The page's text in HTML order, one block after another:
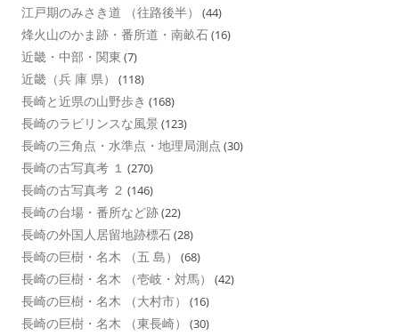
江戸期のみさき道 （往路後半） (44)
烽火山のかま跡・番所道・南畝石(16)
近畿・中部・関東 (7)
近畿（兵 庫 県） (118)
長崎と近県の山野歩き (168)
長崎のラビリンスな風景 (123)
長崎の三角点・水準点・地理局測点 (30)
長崎の古写真考 １ (270)
長崎の古写真考 ２ (146)
長崎の台場・番所など跡(22)
長崎の外国人居留地跡標石(28)
長崎の巨樹・名木 （五 島） (68)
長崎の巨樹・名木 （壱岐・対馬） (42)
長崎の巨樹・名木 （大村市） (16)
長崎の巨樹・名木 （東長崎） (30)